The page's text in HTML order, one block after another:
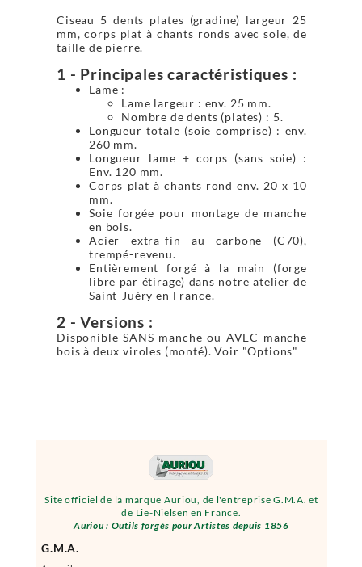
Site officiel de la marque Auriou, de l'entreprise G.M.A. et
de Lie-Nielsen en France.
Auriou : Outils forgés pour Artistes depuis 1856
G.M.A.
Ciseau 5 dents plates (gradine) largeur 25
mm, corps plat à chants ronds avec soie, de
taille de pierre.
1 - Principales caractéristiques :
Lame :
Lame largeur : env. 25 mm.
Nombre de dents (plates) : 5.
Longueur totale (soie comprise) : env.
260 mm.
Longueur lame + corps (sans soie) :
Env. 120 mm.
Corps plat à chants rond env. 20 x 10
mm.
Soie forgée pour montage de manche
en bois.
Acier extra-fin au carbone (C70),
trempé-revenu.
Entièrement forgé à la main (forge
libre par étirage) dans notre atelier de
Saint-Juéry en France.
2 - Versions :
Disponible SANS manche ou AVEC manche
bois à deux viroles (monté). Voir "Options"